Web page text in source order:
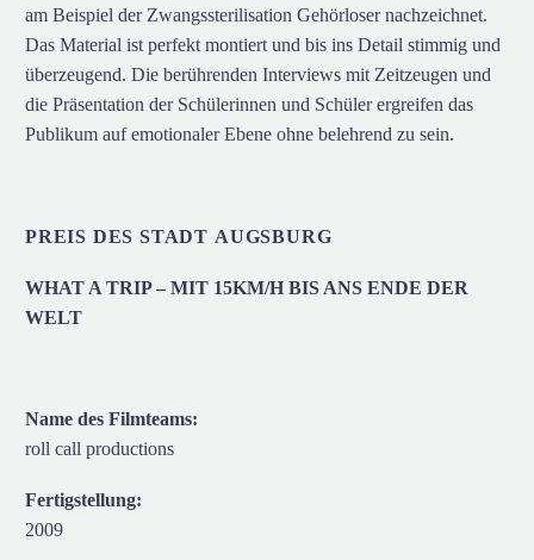
am Beispiel der Zwangssterilisation Gehörloser nachzeichnet.
Das Material ist perfekt montiert und bis ins Detail stimmig und
überzeugend. Die berührenden Interviews mit Zeitzeugen und
die Präsentation der Schülerinnen und Schüler ergreifen das
Publikum auf emotionaler Ebene ohne belehrend zu sein.
PREIS DES STADT AUGSBURG
WHAT A TRIP – MIT 15KM/H BIS ANS ENDE DER
WELT
Name des Filmteams:
roll call productions
Fertigstellung:
2009